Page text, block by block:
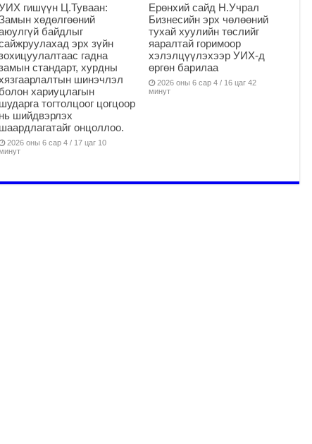
гишүүн Ц.Туваан:
хөдөлгөөний
байдлыг
эрх зүйн
гадна
стандарт, хурдны
шинэчлэл
болон хариуцлагын
шударга тогтолцоог цогцоор
нь шийдвэрлэх
шаардлагатайг онцоллоо.
2026 оны 6 сар 4 / 17 цаг 10
Ерөнхий сайд Н.Учрал
Бизнесийн эрх чөлөөний
тухай хуулийн төслийг
яаралтай горимоор
хэлэлцүүлэхээр УИХ-д
өргөн барилаа
2026 оны 6 сар 4 / 16 цаг 42
минут